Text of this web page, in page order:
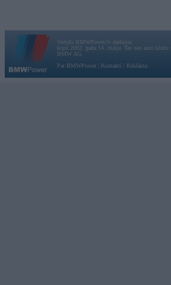
Vortāls BMWPower.lv darbojas
kopš 2002. gada 14. maija. Tas nav auto klubs
BMW AG.
Par BMWPower
Kontakti Reklāma